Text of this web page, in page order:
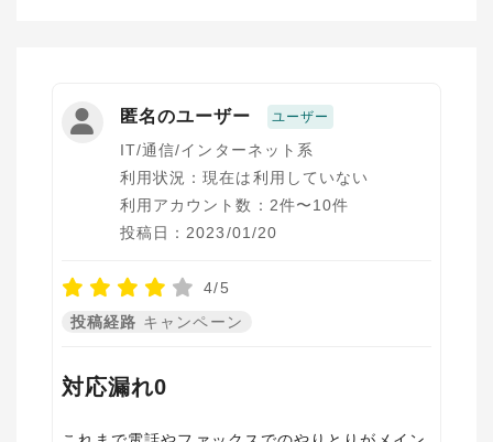
匿名のユーザー ユーザー
IT/通信/インターネット系
利用状況：現在は利用していない
利用アカウント数：2件〜10件
投稿日：2023/01/20
4/5
投稿経路 キャンペーン
対応漏れ0